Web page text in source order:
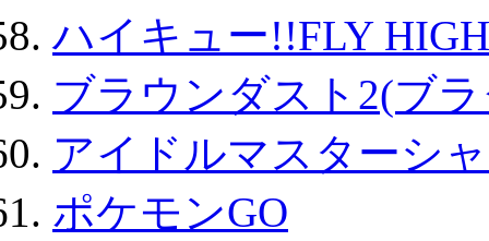
ハイキュー!!FLY HIGH
ブラウンダスト2(ブ
アイドルマスターシ
ポケモンGO